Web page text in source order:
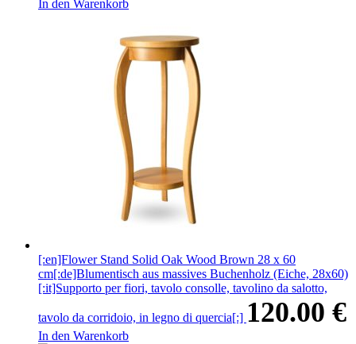
In den Warenkorb
[:en]Flower Stand Solid Oak Wood Brown 28 x 60
cm[:de]Blumentisch aus massives Buchenholz (Eiche, 28x60)
[:it]Supporto per fiori, tavolo consolle, tavolino da salotto,
tavolo da corridoio, in legno di quercia[:] 120.00 €
In den Warenkorb